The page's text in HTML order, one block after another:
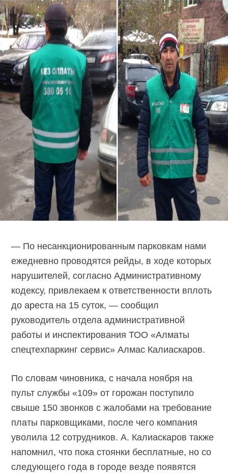
— По несанкционированным парковкам нами
ежедневно проводятся рейды, в ходе которых
нарушителей, согласно Административному
кодексу, привлекаем к ответственности вплоть
до ареста на 15 суток, — сообщил
руководитель отдела административной
работы и инспектирования ТОО «Алматы
спецтехпаркинг сервис» Алмас Калиаскаров.
По словам чиновника, с начала ноября на
пульт службы «109» от горожан поступило
свыше 150 звонков с жалобами на требование
платы парковщиками, после чего компания
уволила 12 сотрудников. А. Калиаскаров также
напомнил, что пока стоянки бесплатные, но со
следующего года в городе везде появятся